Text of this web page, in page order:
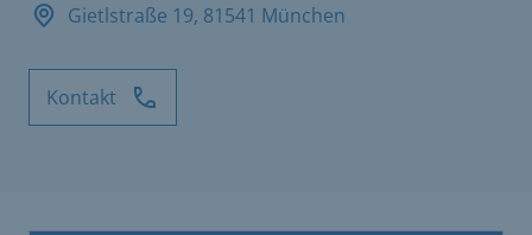
Gietlstraße 19, 81541 München
Kontakt